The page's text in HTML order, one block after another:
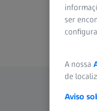
ser
A nossa
de
Aviso